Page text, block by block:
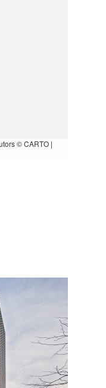
© CARTO |